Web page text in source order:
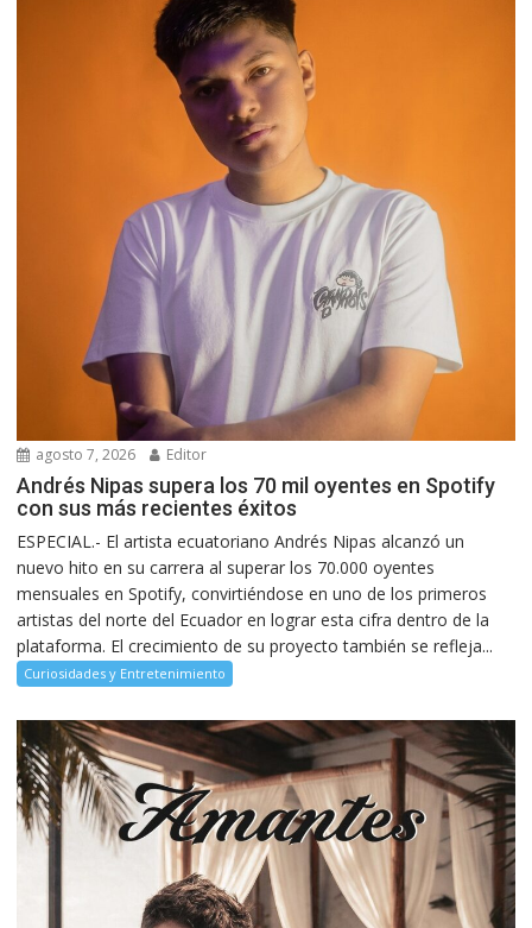
agosto 7, 2026 Editor
Andrés Nipas supera los 70 mil oyentes en Spotify
con sus más recientes éxitos
ESPECIAL.- El artista ecuatoriano Andrés Nipas alcanzó un
nuevo hito en su carrera al superar los 70.000 oyentes
mensuales en Spotify, convirtiéndose en uno de los primeros
artistas del norte del Ecuador en lograr esta cifra dentro de la
plataforma. El crecimiento de su proyecto también se refleja...
Curiosidades y Entretenimiento